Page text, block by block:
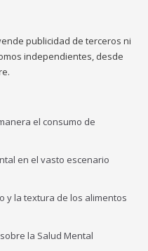
publicidad de terceros ni
independientes, desde
el consumo de
en el vasto escenario
y la textura de los alimentos
la Salud Mental